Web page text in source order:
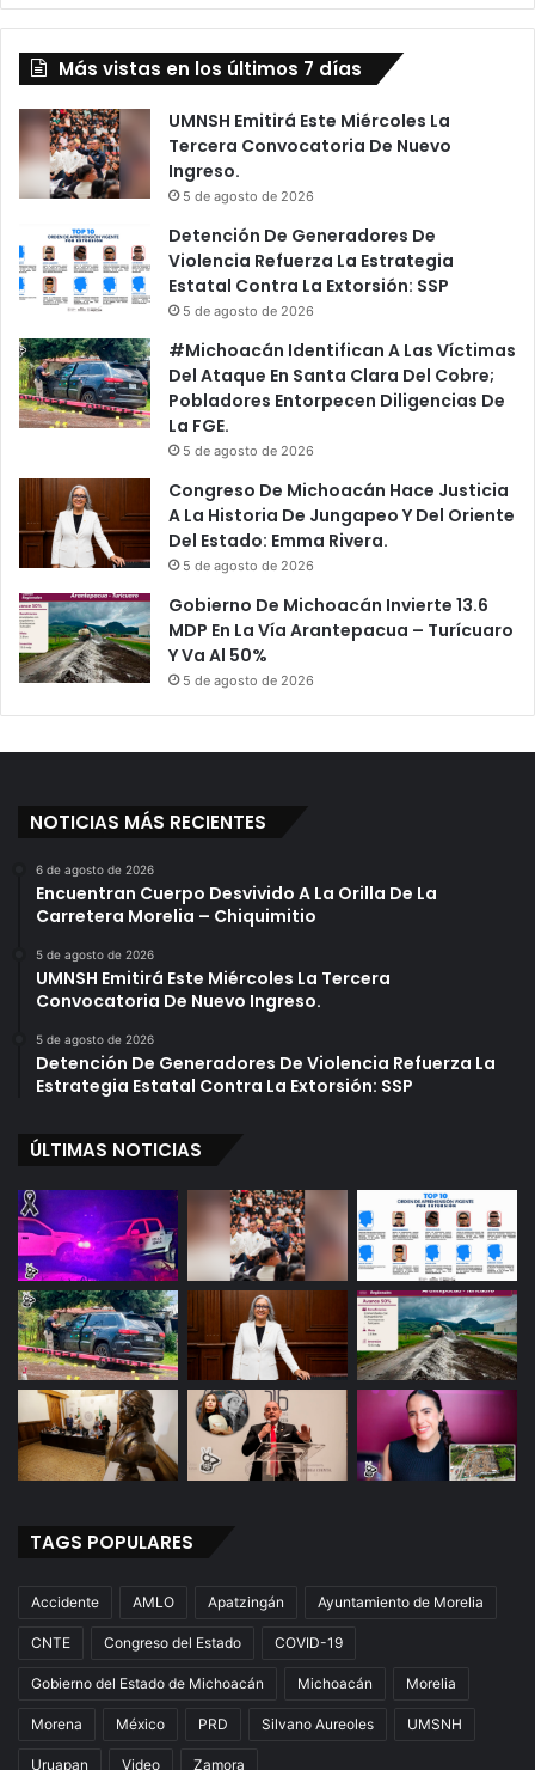
Cruz
Más vistas en los últimos 7 días
UMNSH Emitirá Este Miércoles La
Tercera Convocatoria De Nuevo
Ingreso.
5 de agosto de 2026
Detención De Generadores De
Violencia Refuerza La Estrategia
Estatal Contra La Extorsión: SSP
5 de agosto de 2026
#Michoacán Identifican A Las Víctimas
Del Ataque En Santa Clara Del Cobre;
Pobladores Entorpecen Diligencias De
La FGE.
5 de agosto de 2026
Congreso De Michoacán Hace Justicia
A La Historia De Jungapeo Y Del Oriente
Del Estado: Emma Rivera.
5 de agosto de 2026
Gobierno De Michoacán Invierte 13.6
MDP En La Vía Arantepacua – Turícuaro
Y Va Al 50%
5 de agosto de 2026
NOTICIAS MÁS RECIENTES
6 de agosto de 2026
Encuentran Cuerpo Desvivido A La Orilla De La
Carretera Morelia – Chiquimitio
5 de agosto de 2026
UMNSH Emitirá Este Miércoles La Tercera
Convocatoria De Nuevo Ingreso.
5 de agosto de 2026
Detención De Generadores De Violencia Refuerza La
Estrategia Estatal Contra La Extorsión: SSP
ÚLTIMAS NOTICIAS
TAGS POPULARES
Accidente AMLO Apatzingán Ayuntamiento de Morelia
CNTE Congreso del Estado COVID-19
Gobierno del Estado de Michoacán Michoacán Morelia
Morena México PRD Silvano Aureoles UMSNH
Uruapan Video Zamora